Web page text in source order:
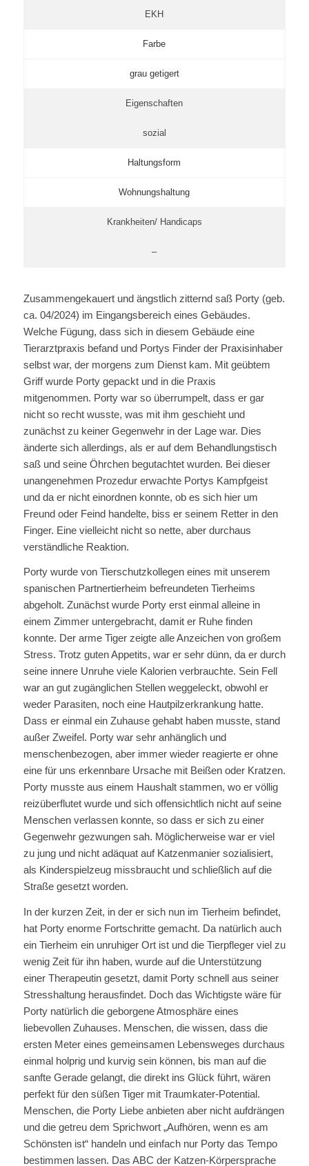
EKH
Farbe
grau getigert
Eigenschaften
sozial
Haltungsform
Wohnungshaltung
Krankheiten/ Handicaps
–
Zusammengekauert und ängstlich zitternd saß Porty (geb.
ca. 04/2024) im Eingangsbereich eines Gebäudes.
Welche Fügung, dass sich in diesem Gebäude eine
Tierarztpraxis befand und Portys Finder der Praxisinhaber
selbst war, der morgens zum Dienst kam. Mit geübtem
Griff wurde Porty gepackt und in die Praxis
mitgenommen. Porty war so überrumpelt, dass er gar
nicht so recht wusste, was mit ihm geschieht und
zunächst zu keiner Gegenwehr in der Lage war. Dies
änderte sich allerdings, als er auf dem Behandlungstisch
saß und seine Öhrchen begutachtet wurden. Bei dieser
unangenehmen Prozedur erwachte Portys Kampfgeist
und da er nicht einordnen konnte, ob es sich hier um
Freund oder Feind handelte, biss er seinem Retter in den
Finger. Eine vielleicht nicht so nette, aber durchaus
verständliche Reaktion.
Porty wurde von Tierschutzkollegen eines mit unserem
spanischen Partnertierheim befreundeten Tierheims
abgeholt. Zunächst wurde Porty erst einmal alleine in
einem Zimmer untergebracht, damit er Ruhe finden
konnte. Der arme Tiger zeigte alle Anzeichen von großem
Stress. Trotz guten Appetits, war er sehr dünn, da er durch
seine innere Unruhe viele Kalorien verbrauchte. Sein Fell
war an gut zugänglichen Stellen weggeleckt, obwohl er
weder Parasiten, noch eine Hautpilzerkrankung hatte.
Dass er einmal ein Zuhause gehabt haben musste, stand
außer Zweifel. Porty war sehr anhänglich und
menschenbezogen, aber immer wieder reagierte er ohne
eine für uns erkennbare Ursache mit Beißen oder Kratzen.
Porty musste aus einem Haushalt stammen, wo er völlig
reizüberflutet wurde und sich offensichtlich nicht auf seine
Menschen verlassen konnte, so dass er sich zu einer
Gegenwehr gezwungen sah. Möglicherweise war er viel
zu jung und nicht adäquat auf Katzenmanier sozialisiert,
als Kinderspielzeug missbraucht und schließlich auf die
Straße gesetzt worden.
In der kurzen Zeit, in der er sich nun im Tierheim befindet,
hat Porty enorme Fortschritte gemacht. Da natürlich auch
ein Tierheim ein unruhiger Ort ist und die Tierpfleger viel zu
wenig Zeit für ihn haben, wurde auf die Unterstützung
einer Therapeutin gesetzt, damit Porty schnell aus seiner
Stresshaltung herausfindet. Doch das Wichtigste wäre für
Porty natürlich die geborgene Atmosphäre eines
liebevollen Zuhauses. Menschen, die wissen, dass die
ersten Meter eines gemeinsamen Lebensweges durchaus
einmal holprig und kurvig sein können, bis man auf die
sanfte Gerade gelangt, die direkt ins Glück führt, wären
perfekt für den süßen Tiger mit Traumkater-Potential.
Menschen, die Porty Liebe anbieten aber nicht aufdrängen
und die getreu dem Sprichwort „Aufhören, wenn es am
Schönsten ist“ handeln und einfach nur Porty das Tempo
bestimmen lassen. Das ABC der Katzen-Körpersprache